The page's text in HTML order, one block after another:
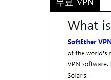
무료 VPN